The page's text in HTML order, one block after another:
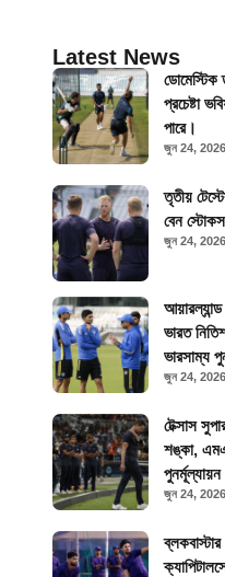
Latest News
ডোমেস্টিক
প্রচেষ্টা
পারে।
জুন 24, 2026
তৃতীয়
বেন স্টোকস
জুন 24, 2026
আয়ারল্যান্ড
ভারত
ভারসাম্য
জুন 24, 2026
টেক্সাস
শঙ্কা,
জুন 24, 2026